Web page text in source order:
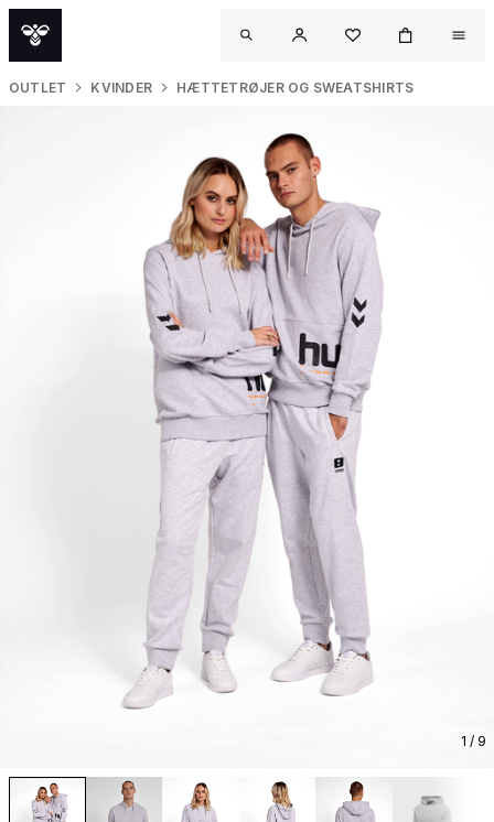
OUTLET KVINDER HÆTTETRØJER OG SWEATSHIRTS
1 / 9